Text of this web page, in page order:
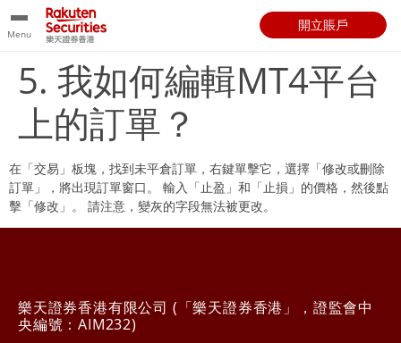
Menu
開立賬戶
5. 我如何編輯MT4平台
上的訂單？
在「交易」板塊，找到未平倉訂單，右鍵單擊它，選擇「修改或刪除
訂單」，將出現訂單窗口。 輸入「止盈」和「止損」的價格，然後點
擊「修改」。 請注意，變灰的字段無法被更改。
樂天證券香港有限公司 (「樂天證券香港」，證監會中
央編號：AIM232)